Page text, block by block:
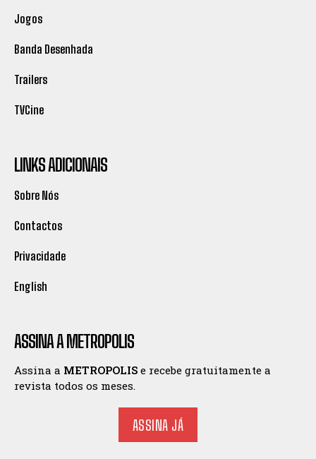
Jogos
Banda Desenhada
Trailers
TVCine
LINKS ADICIONAIS
Sobre Nós
Contactos
Privacidade
English
ASSINA A METROPOLIS
Assina a METROPOLIS e recebe gratuitamente a
revista todos os meses.
ASSINA JÁ